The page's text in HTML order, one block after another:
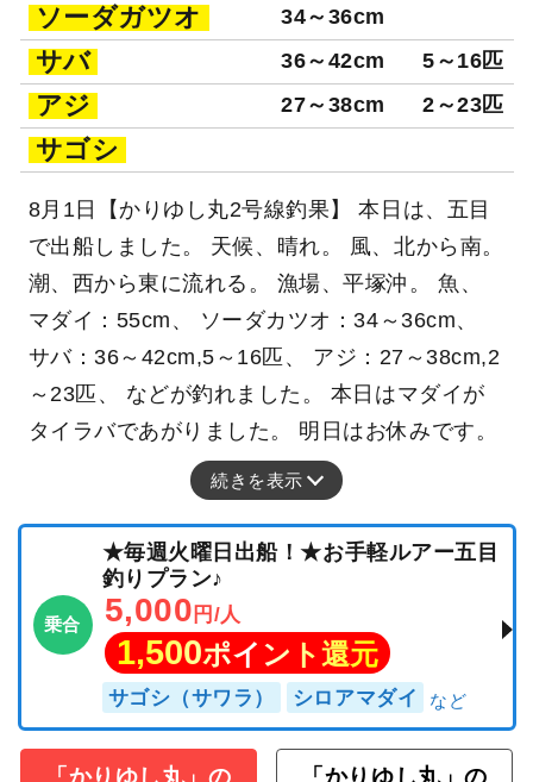
ソーダガツオ 34～36cm
サバ 36～42cm 5～16匹
アジ 27～38cm 2～23匹
サゴシ
8月1日【かりゆし丸2号線釣果】 本日は、五目
で出船しました。 天候、晴れ。 風、北から南。
潮、西から東に流れる。 漁場、平塚沖。 魚、
マダイ：55cm、 ソーダカツオ：34～36cm、
サバ：36～42cm,5～16匹、 アジ：27～38cm,2
～23匹、 などが釣れました。 本日はマダイが
タイラバであがりました。 明日はお休みです。
続きを表示
乗合
★毎週火曜日出船！★お手軽ルアー五目
釣りプラン♪
5,000 円/人
1,500ポイント還元
サゴシ（サワラ） シロアマダイ
「かりゆし丸」の 「かりゆし丸」の